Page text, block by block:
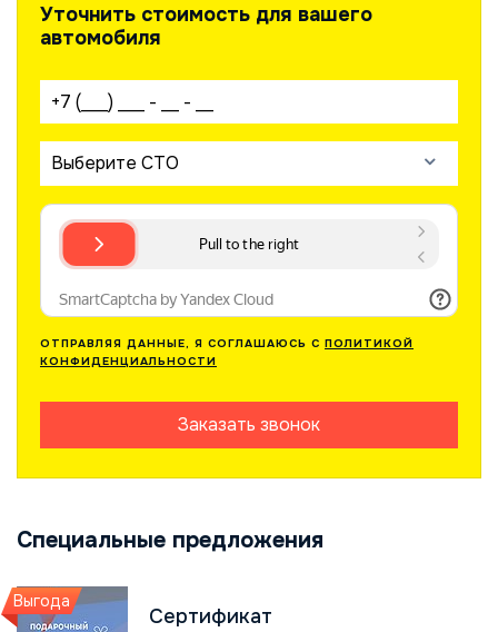
Уточнить стоимость для вашего
автомобиля
Ваш телефон:
Выберите СТО
ОТПРАВЛЯЯ ДАННЫЕ, Я СОГЛАШАЮСЬ С ПОЛИТИКОЙ
КОНФИДЕНЦИАЛЬНОСТИ
Заказать звонок
Специальные предложения
Выгода
Сертификат